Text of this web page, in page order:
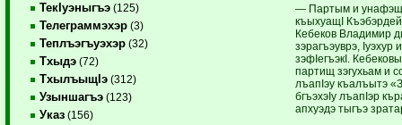
ТекIуэныгъэ (125)
Телеграммэхэр (3)
Теплъэгъуэхэр (32)
Тхыдэ (72)
ТхылъыщIэ (312)
Узыншагъэ (123)
Указ (156)
— Партым и
къыхуащI
Кебеков Владимир
зэрагъэуврэ, Iуэхур
зэфIегъэкI.
партищ зэгухьам и
лъапIэу къалъытэ
бгъэхэIу лъапIэр
апхуэдэ тыгъэ